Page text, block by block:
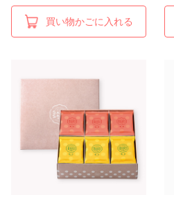
買い物かごに入れる